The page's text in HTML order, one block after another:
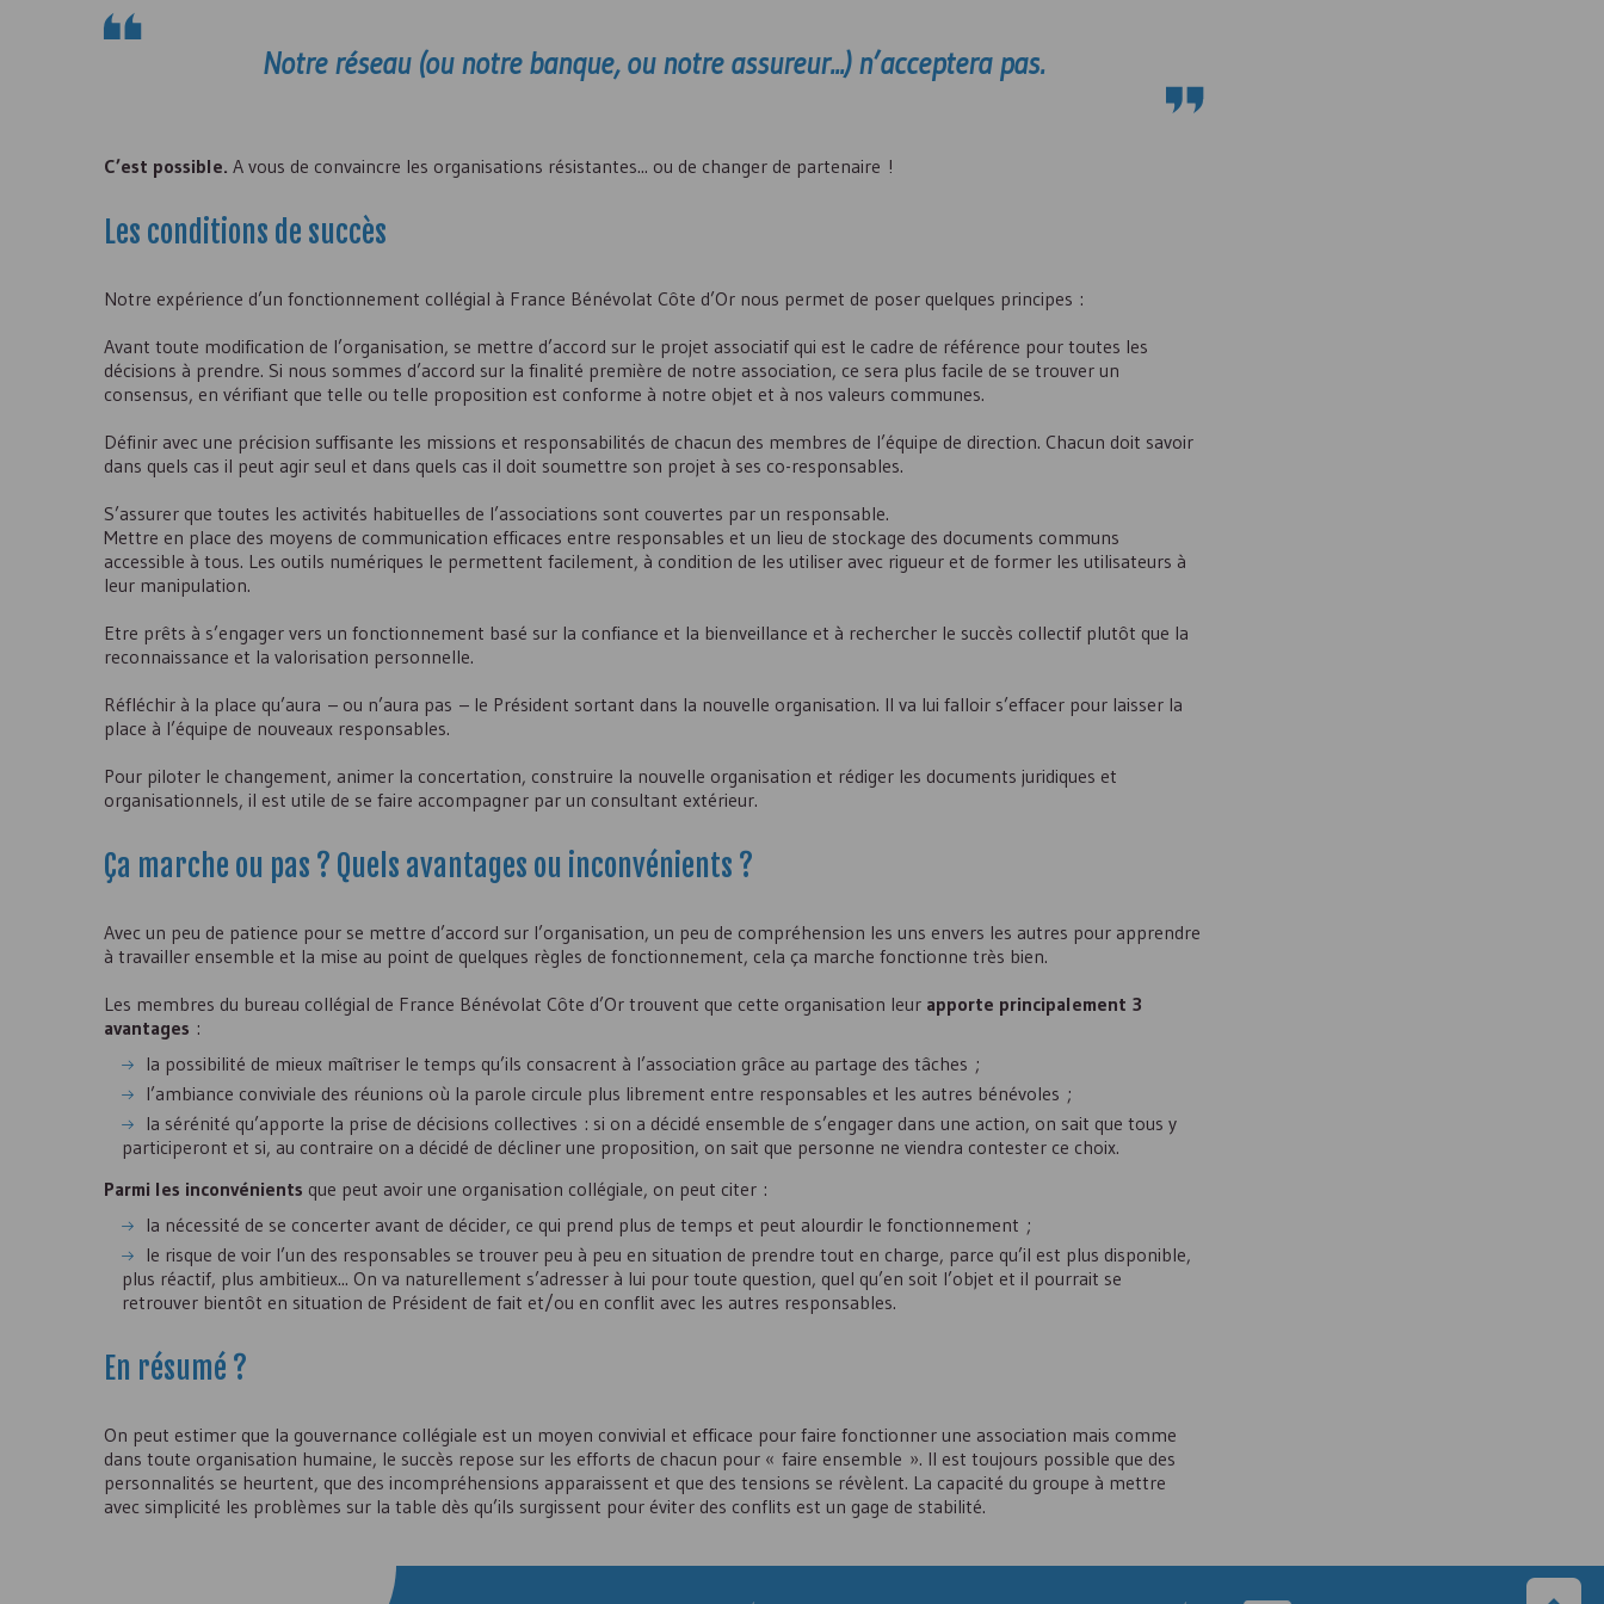
Notre réseau (ou notre banque, ou notre assureur...) n’acceptera pas.
C’est possible. A vous de convaincre les organisations résistantes... ou de changer de partenaire !
Les conditions de succès
Notre expérience d’un fonctionnement collégial à France Bénévolat Côte d’Or nous permet de poser quelques principes :
Avant toute modification de l’organisation, se mettre d’accord sur le projet associatif qui est le cadre de référence pour toutes les
décisions à prendre. Si nous sommes d’accord sur la finalité première de notre association, ce sera plus facile de se trouver un
consensus, en vérifiant que telle ou telle proposition est conforme à notre objet et à nos valeurs communes.
Définir avec une précision suffisante les missions et responsabilités de chacun des membres de l’équipe de direction. Chacun doit savoir
dans quels cas il peut agir seul et dans quels cas il doit soumettre son projet à ses co-responsables.
S’assurer que toutes les activités habituelles de l’associations sont couvertes par un responsable.
Mettre en place des moyens de communication efficaces entre responsables et un lieu de stockage des documents communs
accessible à tous. Les outils numériques le permettent facilement, à condition de les utiliser avec rigueur et de former les utilisateurs à
leur manipulation.
Etre prêts à s’engager vers un fonctionnement basé sur la confiance et la bienveillance et à rechercher le succès collectif plutôt que la
reconnaissance et la valorisation personnelle.
Réfléchir à la place qu’aura – ou n’aura pas – le Président sortant dans la nouvelle organisation. Il va lui falloir s’effacer pour laisser la
place à l’équipe de nouveaux responsables.
Pour piloter le changement, animer la concertation, construire la nouvelle organisation et rédiger les documents juridiques et
organisationnels, il est utile de se faire accompagner par un consultant extérieur.
Ça marche ou pas ? Quels avantages ou inconvénients ?
Avec un peu de patience pour se mettre d’accord sur l’organisation, un peu de compréhension les uns envers les autres pour apprendre
à travailler ensemble et la mise au point de quelques règles de fonctionnement, cela ça marche fonctionne très bien.
Les membres du bureau collégial de France Bénévolat Côte d’Or trouvent que cette organisation leur apporte principalement 3
avantages :
la possibilité de mieux maîtriser le temps qu’ils consacrent à l’association grâce au partage des tâches ;
l’ambiance conviviale des réunions où la parole circule plus librement entre responsables et les autres bénévoles ;
la sérénité qu’apporte la prise de décisions collectives : si on a décidé ensemble de s’engager dans une action, on sait que tous y
participeront et si, au contraire on a décidé de décliner une proposition, on sait que personne ne viendra contester ce choix.
Parmi les inconvénients que peut avoir une organisation collégiale, on peut citer :
la nécessité de se concerter avant de décider, ce qui prend plus de temps et peut alourdir le fonctionnement ;
le risque de voir l’un des responsables se trouver peu à peu en situation de prendre tout en charge, parce qu’il est plus disponible,
plus réactif, plus ambitieux... On va naturellement s’adresser à lui pour toute question, quel qu’en soit l’objet et il pourrait se
retrouver bientôt en situation de Président de fait et/ou en conflit avec les autres responsables.
En résumé ?
On peut estimer que la gouvernance collégiale est un moyen convivial et efficace pour faire fonctionner une association mais comme
dans toute organisation humaine, le succès repose sur les efforts de chacun pour « faire ensemble ». Il est toujours possible que des
personnalités se heurtent, que des incompréhensions apparaissent et que des tensions se révèlent. La capacité du groupe à mettre
avec simplicité les problèmes sur la table dès qu’ils surgissent pour éviter des conflits est un gage de stabilité.